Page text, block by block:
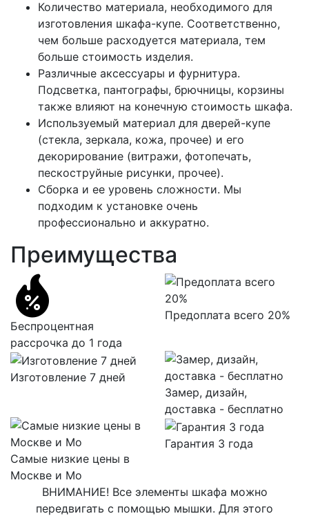
Количество материала, необходимого для
изготовления шкафа-купе. Соответственно,
чем больше расходуется материала, тем
больше стоимость изделия.
Различные аксессуары и фурнитура.
Подсветка, пантографы, брючницы, корзины
также влияют на конечную стоимость шкафа.
Используемый материал для дверей-купе
(стекла, зеркала, кожа, прочее) и его
декорирование (витражи, фотопечать,
пескоструйные рисунки, прочее).
Сборка и ее уровень сложности. Мы
подходим к установке очень
профессионально и аккуратно.
Преимущества
Беспроцентная
рассрочка до 1 года
Предоплата всего 20%
Изготовление 7 дней
Замер, дизайн,
доставка - бесплатно
Самые низкие цены в
Москве и Мо
Гарантия 3 года
ВНИМАНИЕ! Все элементы шкафа можно
передвигать с помощью мышки. Для этого